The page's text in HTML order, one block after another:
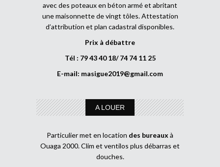
avec des poteaux en béton armé et abritant
une maisonnette de vingt tôles. Attestation
d’attribution et plan cadastral disponibles.
Prix à débattre
Tél : 79 43 40 18/ 74 74 11 25
E-mail: masigue2019@gmail.com
A LOUER
Particulier met en location des bureaux à
Ouaga 2000. Clim et ventilos plus débarras et
douches.